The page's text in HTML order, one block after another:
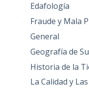
Edafología
Fraude y Mala
General
Geografía de
Historia de la
La Calidad y